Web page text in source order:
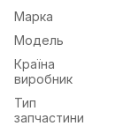
Марка
Модель
Країна
виробник
Тип
запчастини